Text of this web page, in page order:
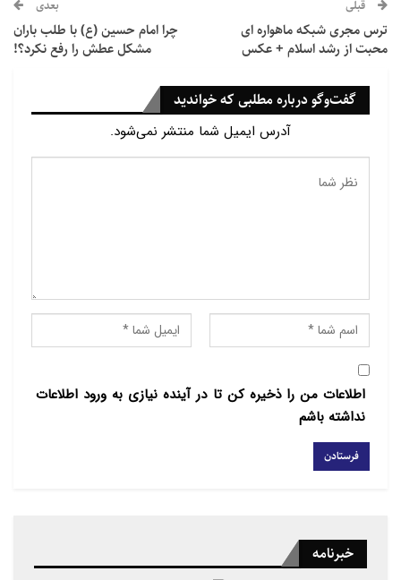
اسلامی و احکام اسلام را زیر سؤال برده و آنها را مغایر با
حقوق بشر معرفی کرده است. این دیپلمات سابق مالدیوی
در گزارش های سابق خود از افراد تروریست که سابقه
مبارزه مسلحانه و کشتار مردم عادی را دارند حمایت کرده
است.
ایران اساسا تعیین گزارشگر ویژه حقوق بشر را به‌دلیل
عملکرد گزینشی و ایجاد تبعیض در میان کشورهای عضو
قبلی
ترس مجری شبکه ماهواره ای
محبت از رشد اسلام + عکس
بعدی
چرا امام حسین (ع) با طلب باران
مشکل عطش را رفع نکرد؟!
گفت‌وگو درباره مطلبی که خواندید
آدرس ایمیل شما منتشر نمی‌شود.
اطلاعات من را ذخیره کن تا در آینده نیازی به ورود اطلاعات
نداشته باشم
خبرنامه